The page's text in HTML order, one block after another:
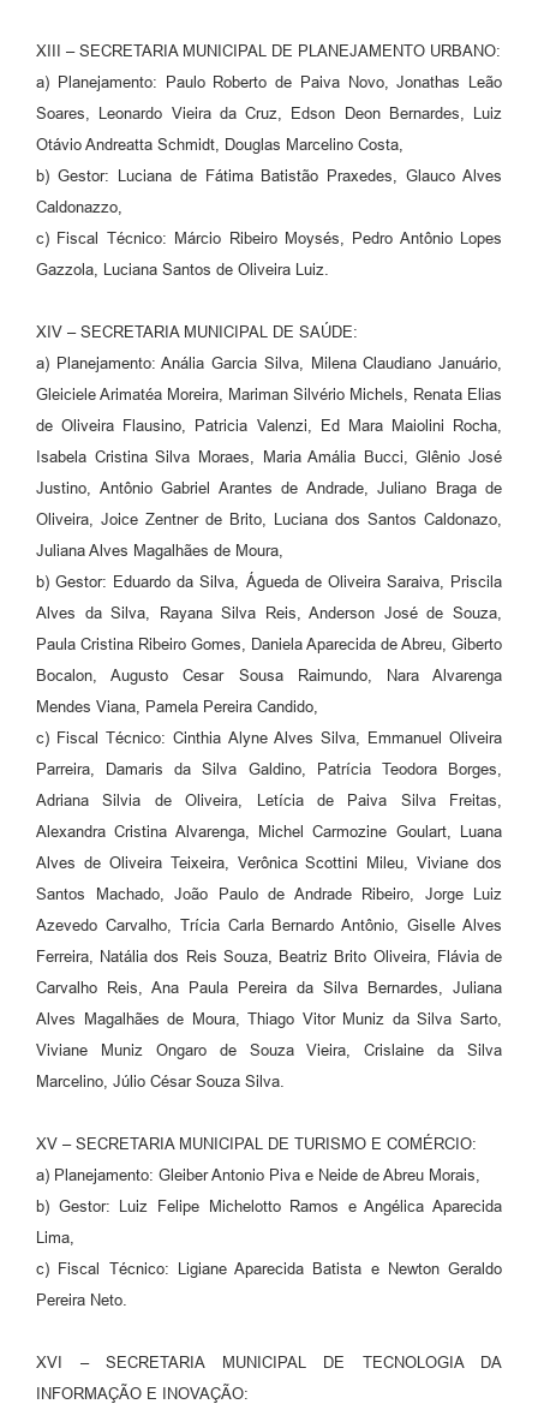
XIII – SECRETARIA MUNICIPAL DE PLANEJAMENTO URBANO:
a) Planejamento: Paulo Roberto de Paiva Novo, Jonathas Leão
Soares, Leonardo Vieira da Cruz, Edson Deon Bernardes, Luiz
Otávio Andreatta Schmidt, Douglas Marcelino Costa,
b) Gestor: Luciana de Fátima Batistão Praxedes, Glauco Alves
Caldonazzo,
c) Fiscal Técnico: Márcio Ribeiro Moysés, Pedro Antônio Lopes
Gazzola, Luciana Santos de Oliveira Luiz.
XIV – SECRETARIA MUNICIPAL DE SAÚDE:
a) Planejamento: Anália Garcia Silva, Milena Claudiano Januário,
Gleiciele Arimatéa Moreira, Mariman Silvério Michels, Renata Elias
de Oliveira Flausino, Patricia Valenzi, Ed Mara Maiolini Rocha,
Isabela Cristina Silva Moraes, Maria Amália Bucci, Glênio José
Justino, Antônio Gabriel Arantes de Andrade, Juliano Braga de
Oliveira, Joice Zentner de Brito, Luciana dos Santos Caldonazo,
Juliana Alves Magalhães de Moura,
b) Gestor: Eduardo da Silva, Águeda de Oliveira Saraiva, Priscila
Alves da Silva, Rayana Silva Reis, Anderson José de Souza,
Paula Cristina Ribeiro Gomes, Daniela Aparecida de Abreu, Giberto
Bocalon, Augusto Cesar Sousa Raimundo, Nara Alvarenga
Mendes Viana, Pamela Pereira Candido,
c) Fiscal Técnico: Cinthia Alyne Alves Silva, Emmanuel Oliveira
Parreira, Damaris da Silva Galdino, Patrícia Teodora Borges,
Adriana Silvia de Oliveira, Letícia de Paiva Silva Freitas,
Alexandra Cristina Alvarenga, Michel Carmozine Goulart, Luana
Alves de Oliveira Teixeira, Verônica Scottini Mileu, Viviane dos
Santos Machado, João Paulo de Andrade Ribeiro, Jorge Luiz
Azevedo Carvalho, Trícia Carla Bernardo Antônio, Giselle Alves
Ferreira, Natália dos Reis Souza, Beatriz Brito Oliveira, Flávia de
Carvalho Reis, Ana Paula Pereira da Silva Bernardes, Juliana
Alves Magalhães de Moura, Thiago Vitor Muniz da Silva Sarto,
Viviane Muniz Ongaro de Souza Vieira, Crislaine da Silva
Marcelino, Júlio César Souza Silva.
XV – SECRETARIA MUNICIPAL DE TURISMO E COMÉRCIO:
a) Planejamento: Gleiber Antonio Piva e Neide de Abreu Morais,
b) Gestor: Luiz Felipe Michelotto Ramos e Angélica Aparecida
Lima,
c) Fiscal Técnico: Ligiane Aparecida Batista e Newton Geraldo
Pereira Neto.
XVI – SECRETARIA MUNICIPAL DE TECNOLOGIA DA
INFORMAÇÃO E INOVAÇÃO: